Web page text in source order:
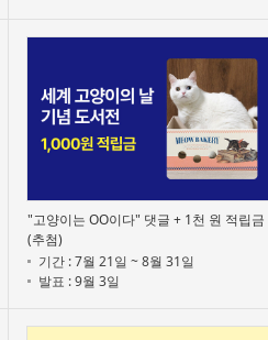
"고양이는 OO이다" 댓글 + 1천 원 적립금
(추첨)
기간 : 7월 21일 ~ 8월 31일
발표 : 9월 3일